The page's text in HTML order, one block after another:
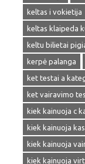
keltas i vokietija
keltas klaipeda
keltu bilietai
kerpė palanga
ket testai a
ket vairavimo
kiek kainuoja c
kiek kainuoja
kiek kainuoja
kiek kainuoja